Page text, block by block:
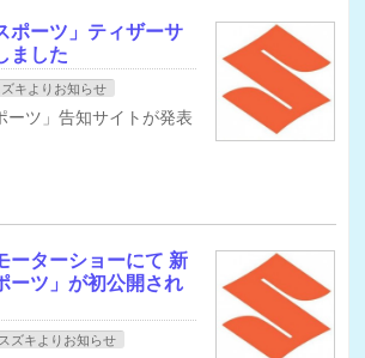
ポーツ」ティザーサ
ました
ズキよりお知らせ
ーツ」告知サイトが発表
ーターショーにて 新
ーツ」が初公開され
スズキよりお知らせ